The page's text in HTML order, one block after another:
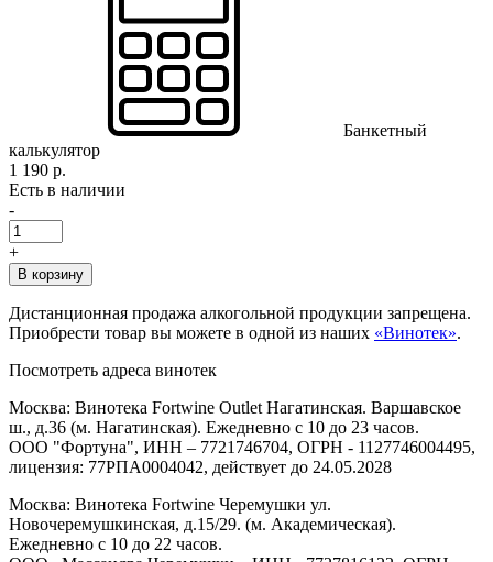
Банкетный
калькулятор
1 190 р.
Есть в наличии
-
+
В корзину
Дистанционная продажа алкогольной продукции запрещена.
Приобрести товар вы можете в одной из наших «Винотек».
Посмотреть адреса винотек
Москва: Винотека Fortwine Outlet Нагатинская. Варшавское
ш., д.36 (м. Нагатинская). Ежедневно с 10 до 23 часов.
ООО "Фортуна", ИНН – 7721746704, ОГРН - 1127746004495,
лицензия: 77РПА0004042, действует до 24.05.2028
Москва: Винотека Fortwine Черемушки ул.
Новочеремушкинская, д.15/29. (м. Академическая).
Ежедневно с 10 до 22 часов.